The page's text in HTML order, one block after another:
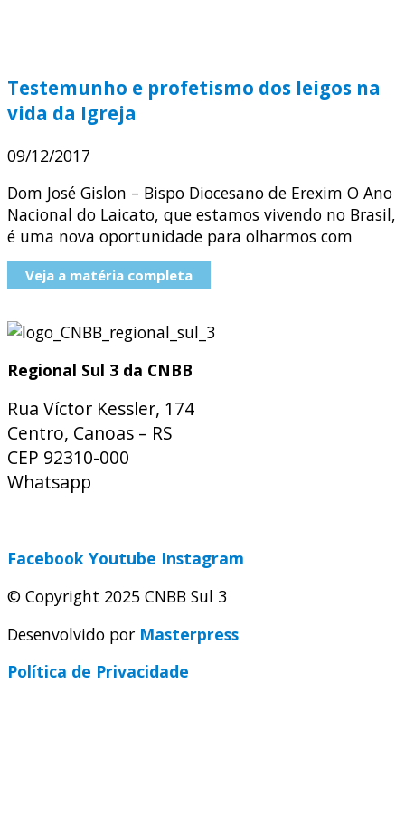
Testemunho e profetismo dos leigos na
vida da Igreja
09/12/2017
Dom José Gislon – Bispo Diocesano de Erexim O Ano
Nacional do Laicato, que estamos vivendo no Brasil,
é uma nova oportunidade para olharmos com
Veja a matéria completa
Regional Sul 3 da CNBB
Rua Víctor Kessler, 174
Centro, Canoas – RS
CEP 92310-000
Whatsapp
Facebook Youtube Instagram
© Copyright 2025 CNBB Sul 3
Desenvolvido por Masterpress
Política de Privacidade